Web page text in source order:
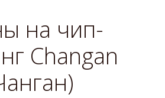
на чип-
Changan